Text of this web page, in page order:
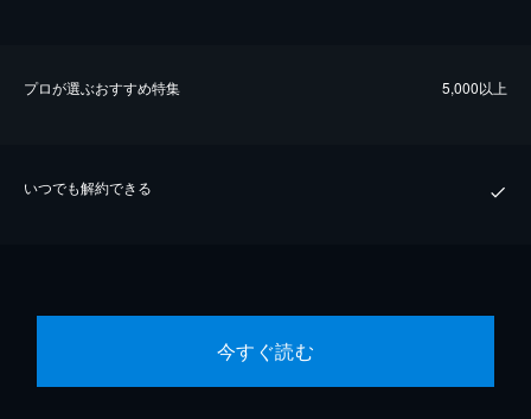
プロが選ぶおすすめ特集 5,000以上
いつでも解約できる
今すぐ読む